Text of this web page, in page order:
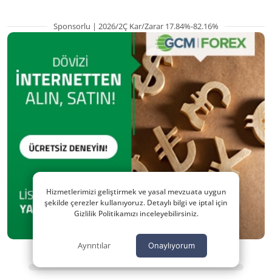
Sponsorlu | 2026/2Ç Kar/Zarar 17.84%-82.16%
Hizmetlerimizi geliştirmek ve yasal mevzuata uygun
şekilde çerezler kullanıyoruz. Detaylı bilgi ve iptal için
Gizlilik Politikamızı inceleyebilirsiniz.
Ayrıntılar Onaylıyorum